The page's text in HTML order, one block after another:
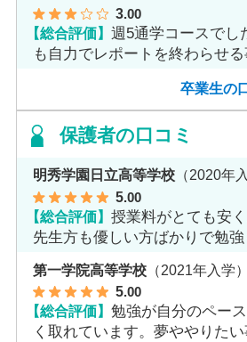
3.00
【総合評価】週5通学コースでし
も自力でレポートを終わらせ
卒業生の
保護者の口コミ
明秀学園日立高等学校 （2020年
5.00
【総合評価】授業料がとても安
先生方も優しい方ばかりで勉
第一学院高等学校 （2021年入学）
5.00
【総合評価】勉強が自分のペー
く取れています。夢ややりた